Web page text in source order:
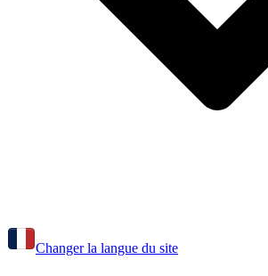
Changer la langue du site